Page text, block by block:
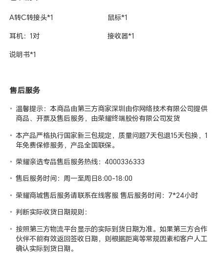
A转C转接头*1 鼠标*1
耳机：1对 接收器*1
说明书*1
售后服务
温馨提示：本商品由第三方商家深圳由你网络技术有限公司提供
商品、开票及售后服务，由荣耀终端股份有限公司发货
本产品严格执行国家新三包规定，质量问题7天包退15天包换，1
年免费保修服务，产品全国联保。
荣耀亲选专品售后服务热线：4000336333
售后服务时间：周一至周日8:00-18:00
荣耀商城售后服务请联系在线客服 售后服务时间：7*24小时
判断实际收货日期规则：
按照第三方物流平台显示的实际到货日期为准。如果第三方合作
伙伴不能有效返回签收日期，则根据距离等常规因素和客户人工
确认实际到货日期。